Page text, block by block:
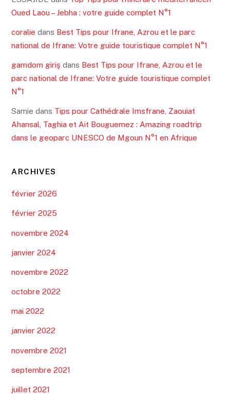
Oued Laou – Jebha : votre guide complet N°1
coralie dans Best Tips pour Ifrane, Azrou et le parc
national de Ifrane: Votre guide touristique complet N°1
gamdom giriş dans Best Tips pour Ifrane, Azrou et le
parc national de Ifrane: Votre guide touristique complet
N°1
Samie dans Tips pour Cathédrale Imsfrane, Zaouiat
Ahansal, Taghia et Ait Bouguemez : Amazing roadtrip
dans le geoparc UNESCO de Mgoun N°1 en Afrique
ARCHIVES
février 2026
février 2025
novembre 2024
janvier 2024
novembre 2022
octobre 2022
mai 2022
janvier 2022
novembre 2021
septembre 2021
juillet 2021